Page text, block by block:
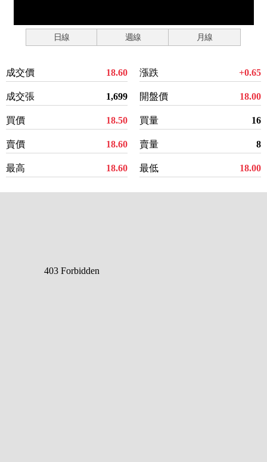
日線 週線 月線
成交價 18.60
成交張 1,699
買價 18.50
賣價 18.60
最高 18.60
漲跌 +0.65
開盤價 18.00
買量 16
賣量 8
最低 18.00